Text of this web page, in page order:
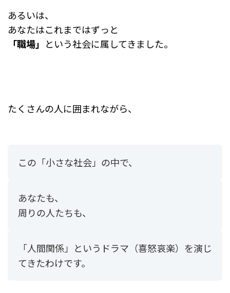
あるいは、
あなたはこれまではずっと
「職場」 という社会に属してきました。
たくさんの人に囲まれながら、
この「小さな社会」の中で、
あなたも、
周りの人たちも、
「人間関係」というドラマ（喜怒哀楽）を演じ
てきたわけです。